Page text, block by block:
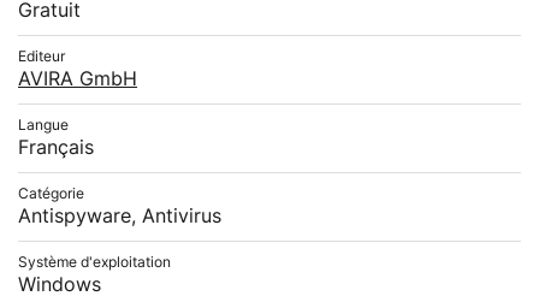
Gratuit
Editeur
AVIRA GmbH
Langue
Français
Catégorie
Antispyware, Antivirus
Système d'exploitation
Windows